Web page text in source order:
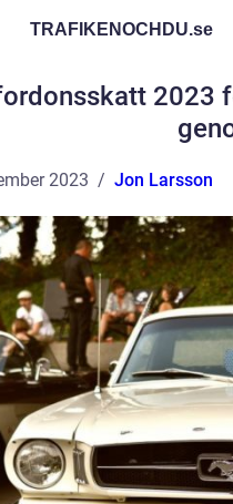
TRAFIKENOCHDU.se
2023
2023 Jon Larsson